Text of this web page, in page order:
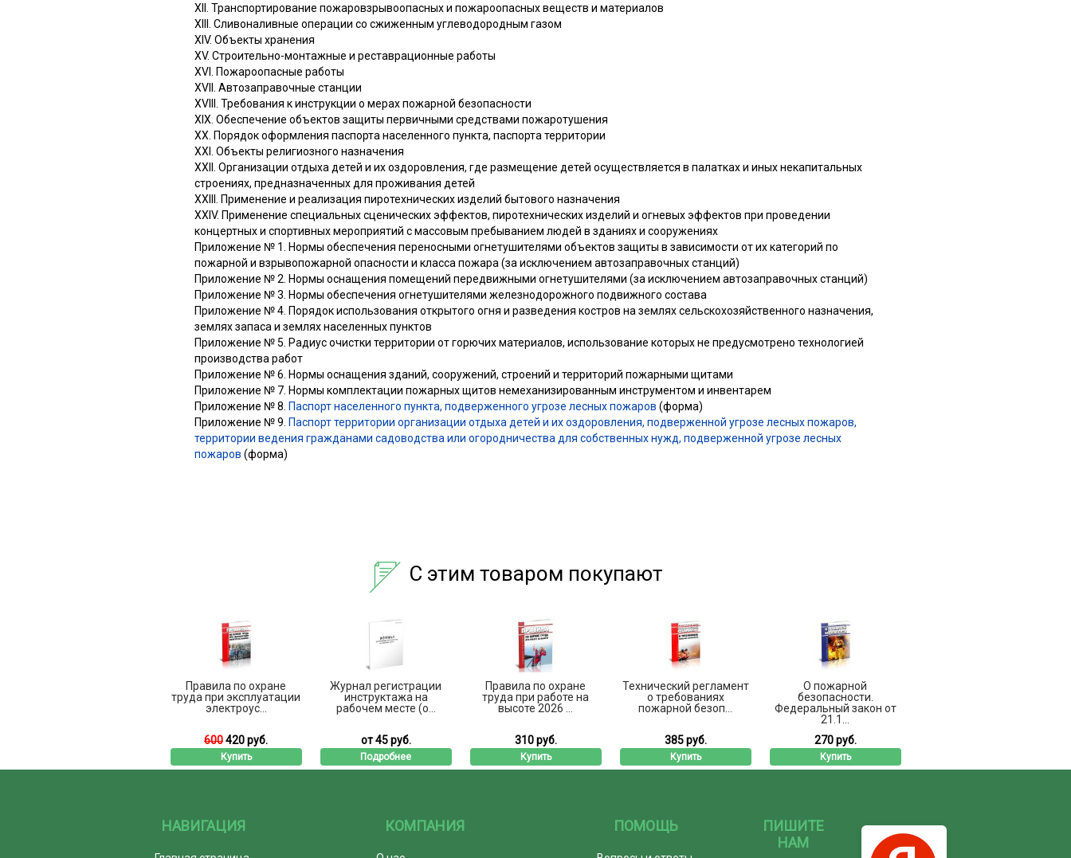
XII. Транспортирование пожаровзрывоопасных и пожароопасных веществ и материалов
XIII. Сливоналивные операции со сжиженным углеводородным газом
XIV. Объекты хранения
XV. Строительно-монтажные и реставрационные работы
XVI. Пожароопасные работы
XVII. Автозаправочные станции
XVIII. Требования к инструкции о мерах пожарной безопасности
XIX. Обеспечение объектов защиты первичными средствами пожаротушения
XX. Порядок оформления паспорта населенного пункта, паспорта территории
XXI. Объекты религиозного назначения
XXII. Организации отдыха детей и их оздоровления, где размещение детей осуществляется в палатках и иных некапитальных
строениях, предназначенных для проживания детей
XXIII. Применение и реализация пиротехнических изделий бытового назначения
XXIV. Применение специальных сценических эффектов, пиротехнических изделий и огневых эффектов при проведении
концертных и спортивных мероприятий с массовым пребыванием людей в зданиях и сооружениях
Приложение № 1. Нормы обеспечения переносными огнетушителями объектов защиты в зависимости от их категорий по
пожарной и взрывопожарной опасности и класса пожара (за исключением автозаправочных станций)
Приложение № 2. Нормы оснащения помещений передвижными огнетушителями (за исключением автозаправочных станций)
Приложение № 3. Нормы обеспечения огнетушителями железнодорожного подвижного состава
Приложение № 4. Порядок использования открытого огня и разведения костров на землях сельскохозяйственного назначения,
землях запаса и землях населенных пунктов
Приложение № 5. Радиус очистки территории от горючих материалов, использование которых не предусмотрено технологией
производства работ
Приложение № 6. Нормы оснащения зданий, сооружений, строений и территорий пожарными щитами
Приложение № 7. Нормы комплектации пожарных щитов немеханизированным инструментом и инвентарем
Приложение № 8. Паспорт населенного пункта, подверженного угрозе лесных пожаров (форма)
Приложение № 9. Паспорт территории организации отдыха детей и их оздоровления, подверженной угрозе лесных пожаров,
территории ведения гражданами садоводства или огородничества для собственных нужд, подверженной угрозе лесных
пожаров (форма)
С этим товаром покупают
Правила по охране
труда при эксплуатации
электроус...
600420 руб.
Купить
Журнал регистрации
инструктажа на
рабочем месте (о...
от 45 руб.
Подробнее
Правила по охране
труда при работе на
высоте 2026 ...
310 руб.
Купить
Технический регламент
о требованиях
пожарной безоп...
385 руб.
Купить
О пожарной
безопасности.
Федеральный закон от
21.1...
270 руб.
Купить
НАВИГАЦИЯ КОМПАНИЯ ПОМОЩЬ
ПИШИТЕ
НАМ